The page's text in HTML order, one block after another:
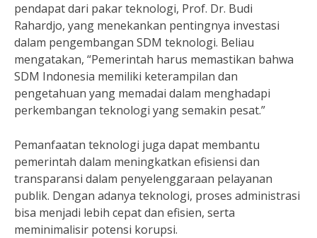
pendapat dari pakar teknologi, Prof. Dr. Budi
Rahardjo, yang menekankan pentingnya investasi
dalam pengembangan SDM teknologi. Beliau
mengatakan, “Pemerintah harus memastikan bahwa
SDM Indonesia memiliki keterampilan dan
pengetahuan yang memadai dalam menghadapi
perkembangan teknologi yang semakin pesat.”
Pemanfaatan teknologi juga dapat membantu
pemerintah dalam meningkatkan efisiensi dan
transparansi dalam penyelenggaraan pelayanan
publik. Dengan adanya teknologi, proses administrasi
bisa menjadi lebih cepat dan efisien, serta
meminimalisir potensi korupsi.